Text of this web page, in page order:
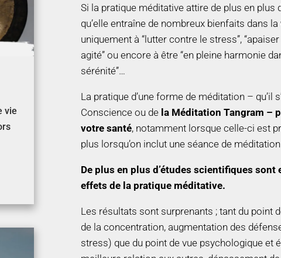
vie
Si la pratique méditative attire de plus en plus
qu’elle entraîne de nombreux bienfaits dans
uniquement à “lutter contre le stress”, “apaiser
agité” ou encore à être “en pleine harmonie
sérénité”…
La pratique d’une forme de méditation – qu’il
Conscience ou de la Méditation Tangram –
votre santé, notamment lorsque celle-ci est
plus lorsqu’on inclut une séance de
De plus en plus d’études scientifiques
effets de la pratique méditative.
Les résultats sont surprenants ; tant du point
de la concentration, augmentation des
stress) que du point de vue psychologique et